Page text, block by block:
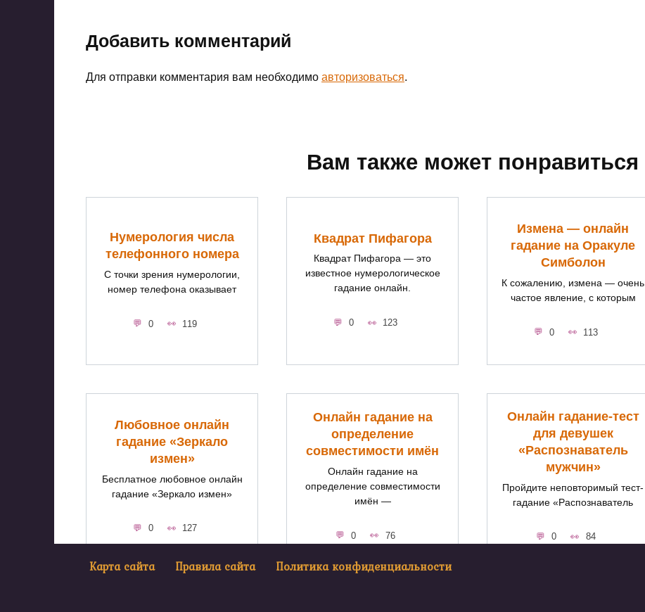
Добавить комментарий
Для отправки комментария вам необходимо авторизоваться.
Вам также может понравиться
Нумерология числа
телефонного номера
С точки зрения нумерологии,
номер телефона оказывает
0 119
Квадрат Пифагора
Квадрат Пифагора — это
известное нумерологическое
гадание онлайн.
0 123
Измена — онлайн
гадание на Оракуле
Симболон
К сожалению, измена — очень
частое явление, с которым
0 113
Любовное онлайн
гадание «Зеркало
измен»
Бесплатное любовное онлайн
гадание «Зеркало измен»
0 127
Онлайн гадание на
определение
совместимости имён
Онлайн гадание на
определение совместимости
имён —
0 76
Онлайн гадание-тест
для девушек
«Распознаватель
мужчин»
Пройдите неповторимый тест-
гадание «Распознаватель
0 84
Карта сайта Правила сайта Политика конфиденциальности